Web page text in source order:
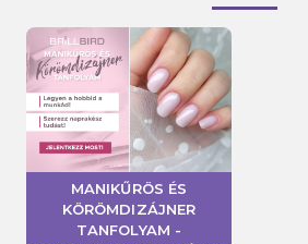
MANIKŰRÖS ÉS
KÖRÖMDIZÁJNER
TANFOLYAM -